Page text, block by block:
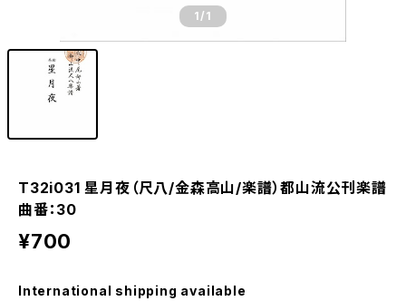
1 /1
T32i031 星月夜（尺八/金森高山/楽譜）都山流公刊楽譜
曲番：30
¥700
International shipping available